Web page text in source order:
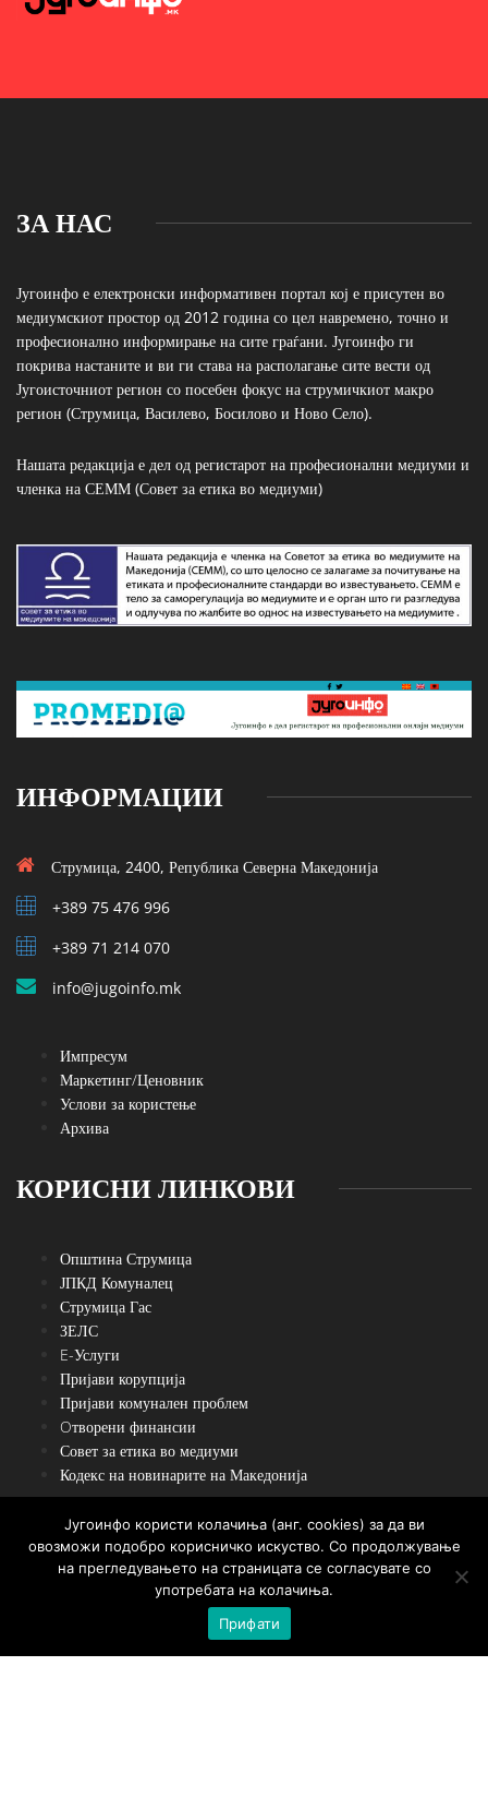
ЗА НАС
Југоинфо е електронски информативен портал кој е присутен во
медиумскиот простор од 2012 година со цел навремено, точно и
професионално информирање на сите граѓани. Југоинфо ги
покрива настаните и ви ги става на располагање сите вести од
Југоисточниот регион со посебен фокус на струмичкиот макро
регион (Струмица, Василево, Босилово и Ново Село).
Нашата редакција е дел од регистарот на професионални медиуми и
членка на СЕММ (Совет за етика во медиуми)
ИНФОРМАЦИИ
Струмица, 2400, Република Северна Македонија
+389 75 476 996
+389 71 214 070
info@jugoinfo.mk
Импресум
Маркетинг/Ценовник
Услови за користење
Архива
КОРИСНИ ЛИНКОВИ
Општина Струмица
ЈПКД Комуналец
Струмица Гас
ЗЕЛС
E-Услуги
Пријави корупција
Пријави комунален проблем
Oтворени финансии
Совет за етика во медиуми
Кодекс на новинарите на Македонија
Пребарувај
Југоинфо користи колачиња (анг. cookies) за да ви
овозможи подобро корисничко искуство. Со продолжување
на прегледувањето на страницата се согласувате со
употребата на колачиња.
Прифати